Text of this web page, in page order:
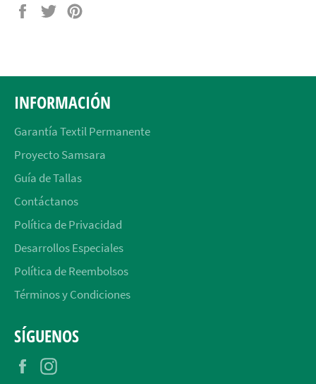
Compartir
Tuitear
INFORMACIÓN
Garantía Textil Permanente
Proyecto Samsara
Guía de Tallas
Contáctanos
Política de Privacidad
Desarrollos Especiales
Política de Reembolsos
Términos y Condiciones
SÍGUENOS
Facebook